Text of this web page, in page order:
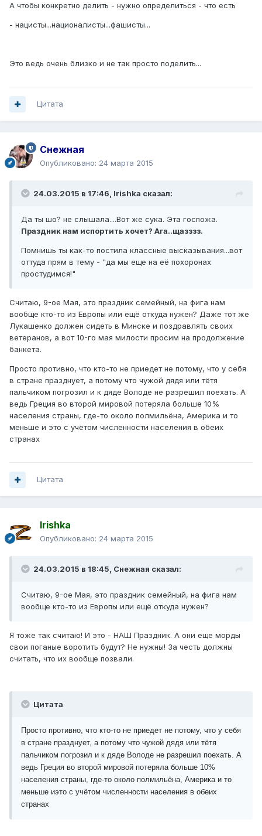
А чтобы конкретно делить - нужно определиться - что есть
- нацисты...националисты...фашисты...
Это ведь очень близко и не так просто поделить...
Цитата
Снежная
Опубликовано: 24 марта 2015
24.03.2015 в 17:46, Irishka сказал:
Да ты шо? не слышала....Вот же сука. Эта госпожа.
Праздник нам испортить хочет? Ага..щазззз.
Помнишь ты как-то постила классные высказывания...вот
оттуда прям в тему - "да мы еще на её похоронах
простудимся!"
Cчитаю, 9-ое Мая, это праздник семейный, на фига нам
вообще кто-то из Европы или ещё откуда нужен? Даже тот же
Лукашенко должен сидеть в Минске и поздравлять своих
ветеранов, а вот 10-го мая милости просим на продолжение
банкета.
Просто противно, что кто-то не приедет не потому, что у себя
в стране празднует, а потому что чужой дядя или тётя
пальчиком погрозил и к дяде Володе не разрешил поехать. А
ведь Греция во второй мировой потеряла больше 10%
населения страны, где-то около полмильёна, Америка и то
меньше и это с учётом численности населения в обеих
странах
Цитата
Irishka
Опубликовано: 24 марта 2015
24.03.2015 в 18:45, Снежная сказал:
Cчитаю, 9-ое Мая, это праздник семейный, на фига нам
вообще кто-то из Европы или ещё откуда нужен?
Я тоже так считаю! И это - НАШ Праздник. А они еще морды
свои поганые воротить будут? Не нужны! За честь должны
считать, что их вообще позвали.
Цитата
Просто противно, что кто-то не приедет не потому, что у себя
в стране празднует, а потому что чужой дядя или тётя
пальчиком погрозил и к дяде Володе не разрешил поехать. А
ведь Греция во второй мировой потеряла больше 10%
населения страны, где-то около полмильёна, Америка и то
меньше иэто с учётом численности населения в обеих
странах